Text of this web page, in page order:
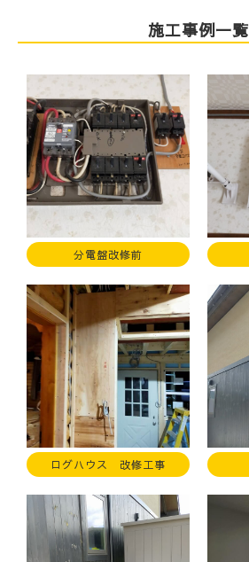
施工事例一覧
分電盤改修前
ログハウス 改修工事